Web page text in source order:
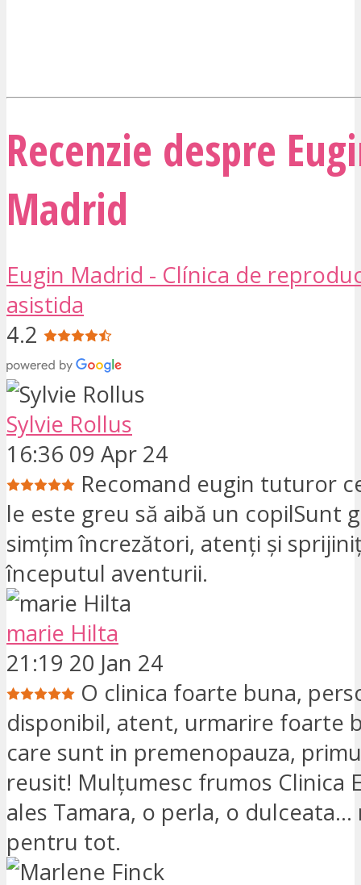
Recenzie despre
Madrid
Eugin Madrid - Clínica de
asistida
4.2
Sylvie Rollus
16:36 09 Apr 24
Recomand eugin tuturor
le este greu să aibă un copilSunt
simțim încrezători, atenți și
începutul aventurii.
marie Hilta
21:19 20 Jan 24
O clinica foarte buna,
disponibil, atent, urmarire foarte
care sunt in premenopauza,
reusit! Mulțumesc frumos Clinica
ales Tamara, o perla, o
pentru tot.